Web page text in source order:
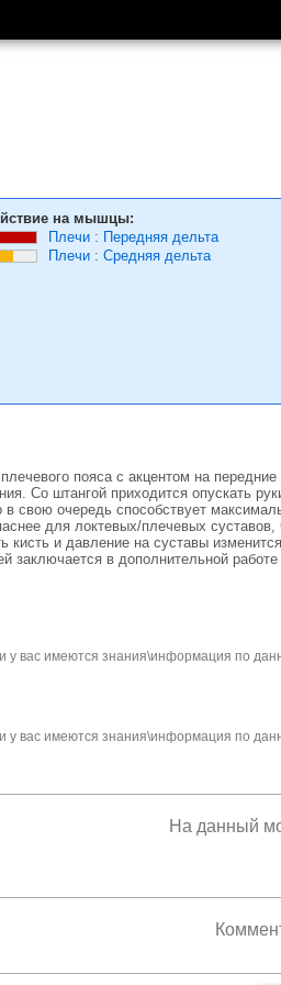
на мышцы:
Плечи : Передняя дельта
Плечи : Средняя дельта
пояса с акцентом на
Со штангой приходится опускать
свою очередь способствует
для локтевых/плечевых
кисть и давление на суставы
в дополнительной
у вас имеются знания\информация по
у вас имеются знания\информация по
На данный